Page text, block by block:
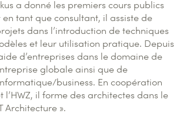
a donné les premiers cours publics
en tant que consultant, il assiste de
dans l’introduction de techniques
et leur utilisation pratique. Depuis
d’entreprises dans le domaine de
globale ainsi que de
business. En coopération
il forme des architectes dans le
Architecture ».